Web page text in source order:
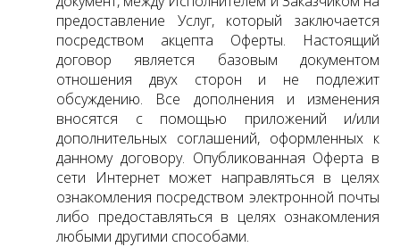
предоставление Услуг, который заключается
посредством акцепта Оферты. Настоящий
договор является базовым документом
отношения двух сторон и не подлежит
обсуждению. Все дополнения и изменения
вносятся с помощью приложений и/или
дополнительных соглашений, оформленных к
данному договору. Опубликованная Оферта в
сети Интернет может направляться в целях
ознакомления посредством электронной почты
либо предоставляться в целях ознакомления
любыми другими способами.